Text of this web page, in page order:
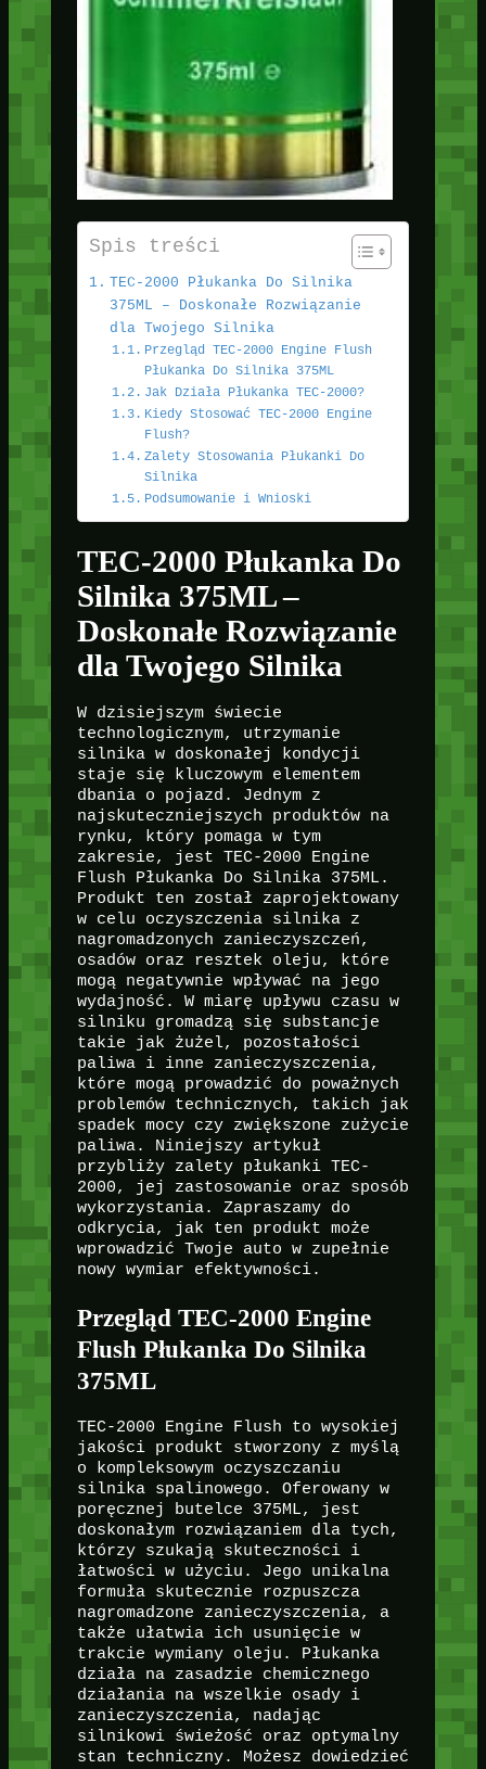
Spis treści
TEC-2000 Płukanka Do Silnika
375ML – Doskonałe Rozwiązanie
dla Twojego Silnika
Przegląd TEC-2000 Engine Flush
Płukanka Do Silnika 375ML
Jak Działa Płukanka TEC-2000?
Kiedy Stosować TEC-2000 Engine
Flush?
Zalety Stosowania Płukanki Do
Silnika
Podsumowanie i Wnioski
TEC-2000 Płukanka Do
Silnika 375ML –
Doskonałe Rozwiązanie
dla Twojego Silnika
W dzisiejszym świecie
technologicznym, utrzymanie
silnika w doskonałej kondycji
staje się kluczowym elementem
dbania o pojazd. Jednym z
najskuteczniejszych produktów na
rynku, który pomaga w tym
zakresie, jest TEC-2000 Engine
Flush Płukanka Do Silnika 375ML.
Produkt ten został zaprojektowany
w celu oczyszczenia silnika z
nagromadzonych zanieczyszczeń,
osadów oraz resztek oleju, które
mogą negatywnie wpływać na jego
wydajność. W miarę upływu czasu w
silniku gromadzą się substancje
takie jak żużel, pozostałości
paliwa i inne zanieczyszczenia,
które mogą prowadzić do poważnych
problemów technicznych, takich jak
spadek mocy czy zwiększone zużycie
paliwa. Niniejszy artykuł
przybliży zalety płukanki TEC-
2000, jej zastosowanie oraz sposób
wykorzystania. Zapraszamy do
odkrycia, jak ten produkt może
wprowadzić Twoje auto w zupełnie
nowy wymiar efektywności.
Przegląd TEC-2000 Engine
Flush Płukanka Do Silnika
375ML
TEC-2000 Engine Flush to wysokiej
jakości produkt stworzony z myślą
o kompleksowym oczyszczaniu
silnika spalinowego. Oferowany w
poręcznej butelce 375ML, jest
doskonałym rozwiązaniem dla tych,
którzy szukają skuteczności i
łatwości w użyciu. Jego unikalna
formuła skutecznie rozpuszcza
nagromadzone zanieczyszczenia, a
także ułatwia ich usunięcie w
trakcie wymiany oleju. Płukanka
działa na zasadzie chemicznego
działania na wszelkie osady i
zanieczyszczenia, nadając
silnikowi świeżość oraz optymalny
stan techniczny. Możesz dowiedzieć